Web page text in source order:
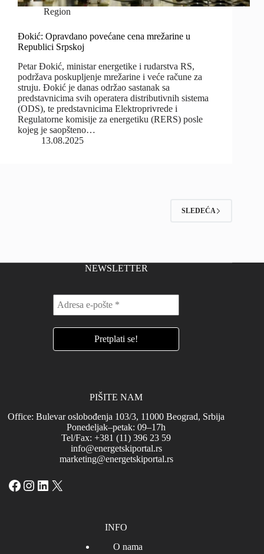
Region
Đokić: Opravdano povećane cena mrežarine u
Republici Srpskoj
Petar Đokić, ministar energetike i rudarstva RS,
podržava poskupljenje mrežarine i veće račune za
struju. Đokić je danas održao sastanak sa
predstavnicima svih operatera distributivnih sistema
(ODS), te predstavnicima Elektroprivrede i
Regulatorne komisije za energetiku (RERS) posle
kojeg je saopšteno…
13.08.2025
SLEDEĆA
NEWSLETTER
PIŠITE NAM
Office: Bulevar oslobođenja 103/3, 11000 Beograd, Srbija
Ponedeljak–petak: 09–17h
Tel/Fax: +381 (11) 396 23 59
info@energetskiportal.rs
marketing@energetskiportal.rs
Facebook
Instagram
LinkedIn
X
INFO
O nama